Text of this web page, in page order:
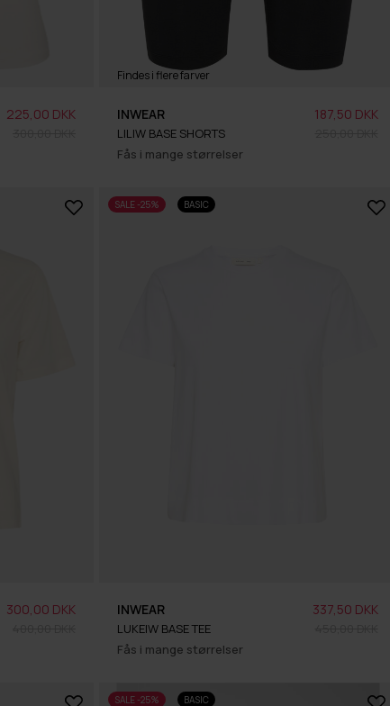
225,00 DKK
Findes i flere farver
Fås i mange størrelser
INWEAR
LILIW BASE SHORTS
187,50 DKK
300,00 DKK
SALE -25% BASIC
Fås i mange størrelser
INWEAR
LUKEIW BASE TEE
337,50 DKK
SALE -25% BASIC